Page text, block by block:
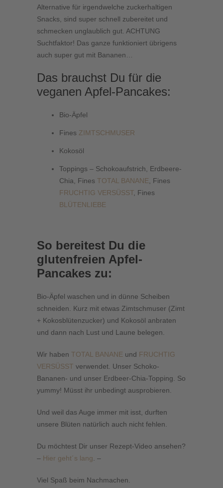
Alternative für irgendwelche zuckerhaltigen
Snacks, sind super schnell zubereitet und
schmecken unglaublich gut. ACHTUNG
Suchtfaktor! Das ganze funktioniert übrigens
auch super gut mit Bananen…
Das brauchst Du für die
veganen Apfel-Pancakes:
Bio-Äpfel
Fines ZIMTSCHMUSER
Kokosöl
Toppings – Schokoaufstrich, Erdbeere-
Chia, Fines TOTAL BANANE, Fines
FRUCHTIG VERSÜSST, Fines
BLÜTENLIEBE
So bereitest Du die
glutenfreien Apfel-
Pancakes zu:
Bio-Äpfel waschen und in dünne Scheiben
schneiden. Kurz mit etwas Zimtschmuser (Zimt
+ Kokosblütenzucker) und Kokosöl anbraten
und dann nach Lust und Laune belegen.
Wir haben TOTAL BANANE und FRUCHTIG
VERSÜSST verwendet. Unser Schoko-
Bananen- und unser Erdbeer-Chia-Topping. So
yummy! Müsst ihr unbedingt ausprobieren.
Und weil das Auge immer mit isst, durften
unsere Blüten natürlich auch nicht fehlen.
Du möchtest Dir unser Rezept-Video ansehen?
– Hier geht´s lang. –
Viel Spaß beim Nachmachen.